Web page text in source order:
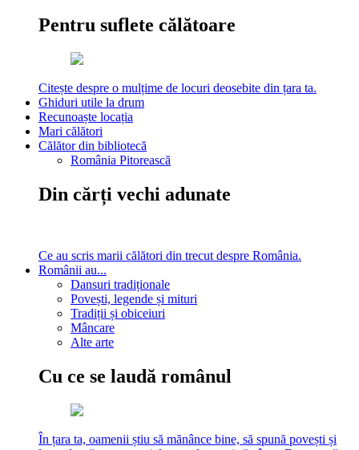
Pentru suflete călătoare
Citește despre o mulțime de locuri deosebite din țara ta.
Ghiduri utile la drum
Recunoaște locația
Mari călători
Călător din bibliotecă
România Pitorească
Din cărți vechi adunate
Ce au scris marii călători din trecut despre România.
Românii au...
Dansuri tradiționale
Povești, legende și mituri
Tradiții și obiceiuri
Mâncare
Alte arte
Cu ce se laudă românul
În țara ta, oamenii știu să mănânce bine, să spună povești și